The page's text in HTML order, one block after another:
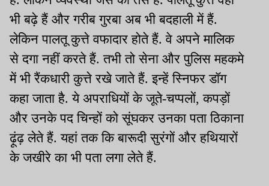
भी बढ़े हैं और गरीब गुरबा अब भी बदहाली में हैं.
लेकिन पालतू कुत्ते वफादार होते हैं. वे अपने मालिक
से दगा नहीं करते हैं. तभी तो सेना और पुलिस महकमे
में भी रैंकधारी कुत्ते रखे जाते हैं. इन्हें स्निफर डॉग
कहा जाता है. ये अपराधियों के जूते-चप्पलों, कपड़ों
और उनके पद चिन्हों को सूंघकर उनका पता ठिकाना
ढ़ूंढ़ लेते हैं. यहां तक कि बारूदी सुरंगों और हथियारों
के जखीरे का भी पता लगा लेते हैं.